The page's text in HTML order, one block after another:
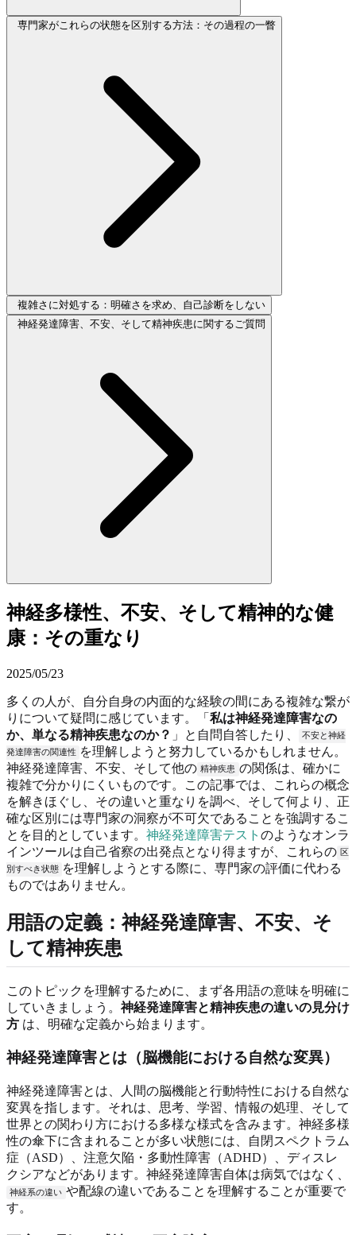
専門家がこれらの状態を区別する方法：その過程の一瞥
複雑さに対処する：明確さを求め、自己診断をしない
神経発達障害、不安、そして精神疾患に関するご質問
神経多様性、不安、そして精神的な健
康：その重なり
2025/05/23
多くの人が、自分自身の内面的な経験の間にある複雑な繋が
りについて疑問に感じています。「 私は神経発達障害なの
か、単なる精神疾患なのか？ 」と自問自答したり、
不安と神経
発達障害の関連性 を理解しようと努力しているかもしれません。
神経発達障害、不安、そして他の 精神疾患 の関係は、確かに
複雑で分かりにくいものです。この記事では、これらの概念
を解きほぐし、その違いと重なりを調べ、そして何より、正
確な区別には専門家の洞察が不可欠であることを強調するこ
とを目的としています。 神経発達障害テスト のようなオンラ
インツールは自己省察の出発点となり得ますが、これらの 区
別すべき状態 を理解しようとする際に、専門家の評価に代わる
ものではありません。
用語の定義：神経発達障害、不安、そ
して精神疾患
このトピックを理解するために、まず各用語の意味を明確に
していきましょう。 神経発達障害と精神疾患の違いの見分け
方 は、明確な定義から始まります。
神経発達障害とは（脳機能における自然な変異）
神経発達障害とは、人間の脳機能と行動特性における自然な
変異を指します。それは、思考、学習、情報の処理、そして
世界との関わり方における多様な様式を含みます。神経多様
性の傘下に含まれることが多い状態には、自閉スペクトラム
症（ASD）、注意欠陥・多動性障害（ADHD）、ディスレ
クシアなどがあります。神経発達障害自体は病気ではなく、
神経系の違い や配線の違いであることを理解することが重要で
す。